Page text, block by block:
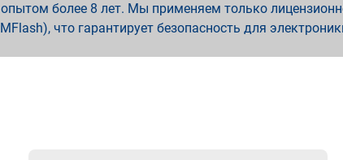
более 8 лет. Мы применяем только
что гарантирует безопасность для